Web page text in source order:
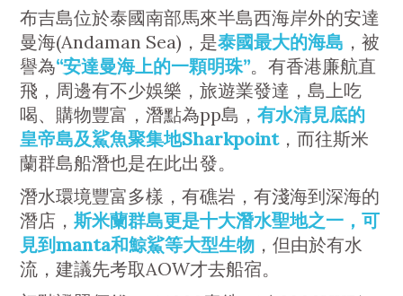
布吉島位於泰國南部馬來半島西海岸外的安達
曼海(Andaman Sea)，是泰國最大的海島 ，被
譽為“安達曼海上的一顆明珠”。有香港廉航直
飛，周邊有不少娛樂，旅遊業發達，島上吃
喝、購物豐富，潛點為pp島，有水清見底的
皇帝島及鯊魚聚集地Sharkpoint，而往斯米
蘭群島船潛也是在此出發。
潛水環境豐富多樣，有礁岩，有淺海到深海的
潛店，斯米蘭群島更是十大潛水聖地之一，可
見到manta和鯨鯊等大型生物 ，但由於有水
流，建議先考取AOW才去船宿。